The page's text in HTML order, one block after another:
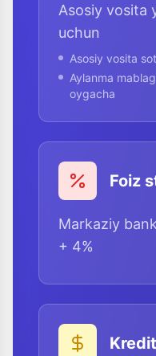
Asosiy vosita
uchun
Asosiy vosita
Aylanma
oygacha
Foiz
Markaziy
+ 4%